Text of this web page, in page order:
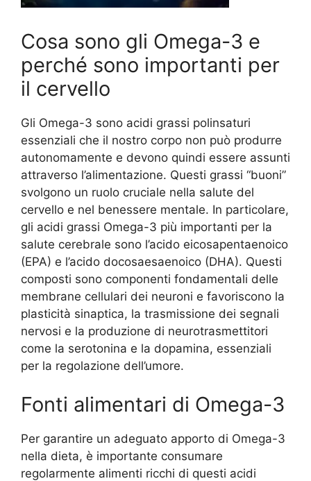
Cosa sono gli Omega-3 e
perché sono importanti per
il cervello
Gli Omega-3 sono acidi grassi polinsaturi
essenziali che il nostro corpo non può produrre
autonomamente e devono quindi essere assunti
attraverso l’alimentazione. Questi grassi “buoni”
svolgono un ruolo cruciale nella salute del
cervello e nel benessere mentale. In particolare,
gli acidi grassi Omega-3 più importanti per la
salute cerebrale sono l’acido eicosapentaenoico
(EPA) e l’acido docosaesaenoico (DHA). Questi
composti sono componenti fondamentali delle
membrane cellulari dei neuroni e favoriscono la
plasticità sinaptica, la trasmissione dei segnali
nervosi e la produzione di neurotrasmettitori
come la serotonina e la dopamina, essenziali
per la regolazione dell’umore.
Fonti alimentari di Omega-3
Per garantire un adeguato apporto di Omega-3
nella dieta, è importante consumare
regolarmente alimenti ricchi di questi acidi